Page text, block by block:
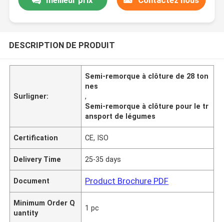
DESCRIPTION DE PRODUIT
Surligner:
Semi-remorque à clôture de 28 ton
nes
,
Semi-remorque à clôture pour le tr
ansport de légumes
Certification CE, ISO
Delivery Time 25-35 days
Document Product Brochure PDF
Minimum Order Q
uantity
1 pc